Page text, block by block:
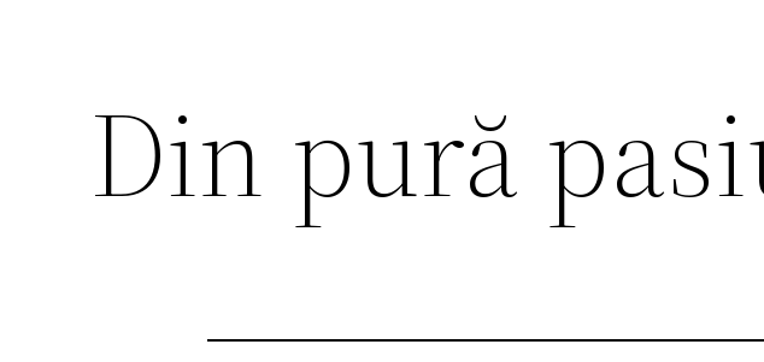
Din pură